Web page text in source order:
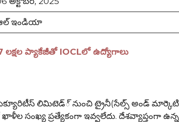
ఇండియా
లక్షల ప్యాకేజీతో IOCLలో ఉద్యోగాలు
లిమిటెడ్్ నుంచి ట్రైనీ(సేల్స్ అండ్
సంఖ్య ప్రత్యేకంగా ఇవ్వలేదు. దేశవ్యాప్తంగా